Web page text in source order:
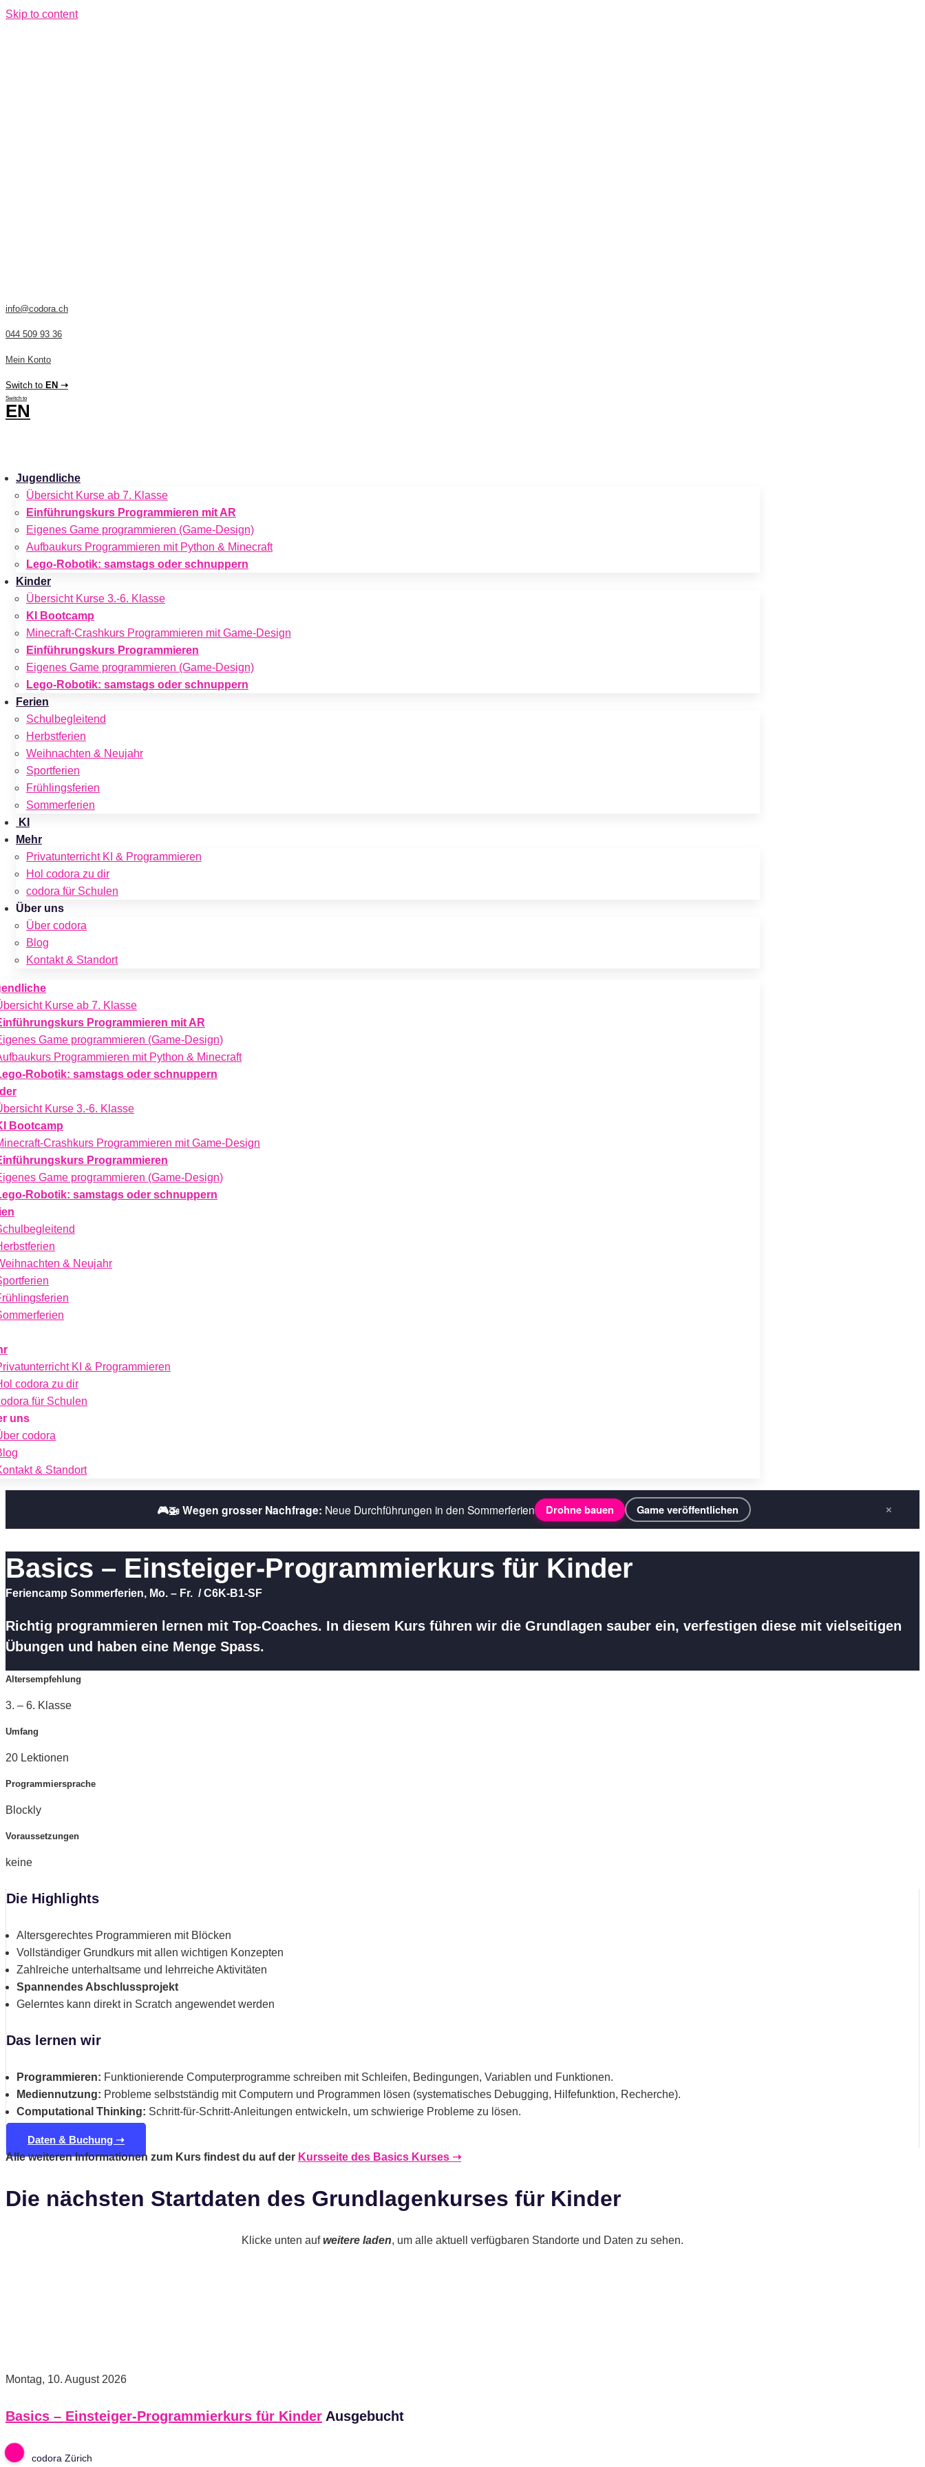
Skip to content
info@codora.ch
044 509 93 36
Mein Konto
Switch to EN ➝
Switch to
EN
Jugendliche
Übersicht Kurse ab 7. Klasse
Einführungskurs Programmieren mit AR
Eigenes Game programmieren (Game-Design)
Aufbaukurs Programmieren mit Python & Minecraft
Lego-Robotik: samstags oder schnuppern
Kinder
Übersicht Kurse 3.-6. Klasse
KI Bootcamp
Minecraft-Crashkurs Programmieren mit Game-Design
Einführungskurs Programmieren
Eigenes Game programmieren (Game-Design)
Lego-Robotik: samstags oder schnuppern
Ferien
Schulbegleitend
Herbstferien
Weihnachten & Neujahr
Sportferien
Frühlingsferien
Sommerferien
KI
Mehr
Privatunterricht KI & Programmieren
Hol codora zu dir
codora für Schulen
Über uns
Über codora
Blog
Kontakt & Standort
Kurse ab 7. Klasse
Programmieren mit AR
Game programmieren (Game-Design)
Programmieren mit Python & Minecraft
Robotik: samstags oder schnuppern
Kurse 3.-6. Klasse
Bootcamp
Crashkurs Programmieren mit Game-Design
Programmieren
Game programmieren (Game-Design)
Robotik: samstags oder schnuppern
& Neujahr
KI & Programmieren
codora zu dir
für Schulen
uns
codora
& Standort
🎮🚁 Wegen grosser Nachfrage: Neue Durchführungen in den Sommerferien Drohne bauen Game veröffentlichen ×
Basics – Einsteiger-Programmierkurs für Kinder
Feriencamp Sommerferien, Mo. – Fr. /C6K-B1-SF
Richtig programmieren lernen mit Top-Coaches. In diesem Kurs führen wir die Grundlagen sauber ein, verfestigen diese mit vielseitigen
Übungen und haben eine Menge Spass.
Altersempfehlung
3. – 6. Klasse
Umfang
20 Lektionen
Programmiersprache
Blockly
Voraussetzungen
keine
Die Highlights
Altersgerechtes Programmieren mit Blöcken
Vollständiger Grundkurs mit allen wichtigen Konzepten
Zahlreiche unterhaltsame und lehrreiche Aktivitäten
Spannendes Abschlussprojekt
Gelerntes kann direkt in Scratch angewendet werden
Das lernen wir
Programmieren: Funktionierende Computerprogramme schreiben mit Schleifen, Bedingungen, Variablen und Funktionen.
Mediennutzung: Probleme selbstständig mit Computern und Programmen lösen (systematisches Debugging, Hilfefunktion, Recherche).
Computational Thinking: Schritt-für-Schritt-Anleitungen entwickeln, um schwierige Probleme zu lösen.
Daten & Buchung ➝
Alle weiteren Informationen zum Kurs findest du auf der Kursseite des Basics Kurses ➝
Die nächsten Startdaten des Grundlagenkurses für Kinder​
Klicke unten aufweitere laden, um alle aktuell verfügbaren Standorte und Daten zu sehen.
Montag, 10. August 2026
Basics – Einsteiger-Programmierkurs für Kinder Ausgebucht
codora Zürich